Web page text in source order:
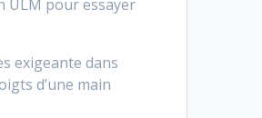
ULM pour essayer
exigeante dans
d’une main